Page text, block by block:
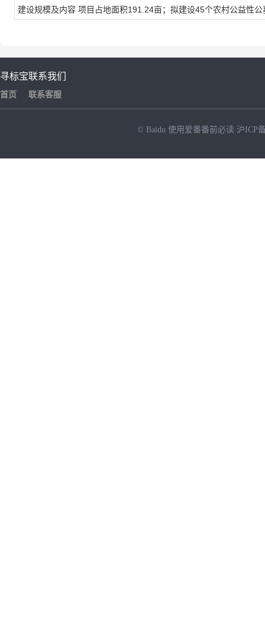
建设规模及内容 项目占地面积191.24亩；拟建设45个农村公益性
寻标宝
首页
联系我们
联系客服
© Baidu 使用爱番番前必读 沪ICP